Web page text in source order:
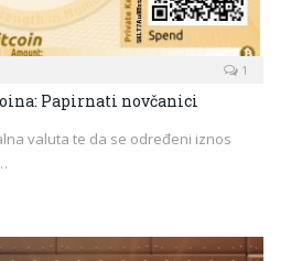
1
Papirnati novčanici
valuta te da se određeni iznos